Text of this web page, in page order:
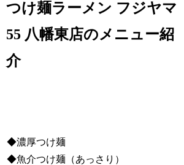
つけ麺ラーメン フジヤマ
55 八幡東店のメニュー紹
介
◆濃厚つけ麺
◆魚介つけ麺（あっさり）